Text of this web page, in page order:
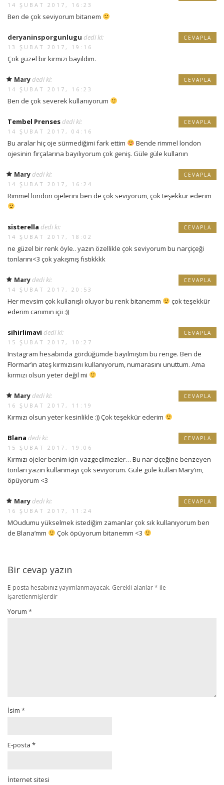
14 ŞUBAT 2017, 16:23
Ben de çok seviyorum bitanem
deryaninsporgunlugu dedi ki:
13 ŞUBAT 2017, 19:16
Çok güzel bir kirmizi bayildim.
CEVAPLA
Mary dedi ki:
14 ŞUBAT 2017, 16:23
Ben de çok severek kullanıyorum
CEVAPLA
Tembel Prenses dedi ki:
14 ŞUBAT 2017, 04:16
Bu aralar hiç oje sürmediğimi fark ettim
Bende rimmel london
ojesinin fırçalarına bayılıyorum çok geniş. Güle güle kullanın
CEVAPLA
Mary dedi ki:
14 ŞUBAT 2017, 16:24
Rimmel london ojelerini ben de çok seviyorum, çok teşekkür ederim
CEVAPLA
sisterella dedi ki:
14 ŞUBAT 2017, 18:02
ne güzel bir renk öyle.. yazın özellikle çok seviyorum bu narçiçeği
tonlarını<3 çok yakışmış fıstıkkkk
CEVAPLA
Mary dedi ki:
14 ŞUBAT 2017, 20:53
Her mevsim çok kullanışlı oluyor bu renk bitanemm
çok teşekkür
ederim canımın içii :))
CEVAPLA
sihirlimavi dedi ki:
15 ŞUBAT 2017, 10:27
Instagram hesabında gördüğümde bayılmıştım bu renge. Ben de
Flormar’ın ateş kırmızısını kullanıyorum, numarasını unuttum. Ama
kırmızı olsun yeter değil mi
CEVAPLA
Mary dedi ki:
16 ŞUBAT 2017, 11:19
Kırmızı olsun yeter kesinlikle :)) Çok teşekkür ederim
CEVAPLA
Blana dedi ki:
15 ŞUBAT 2017, 19:06
Kırmızı ojeler benim için vazgeçilmezler… Bu nar çiçeğine benzeyen
tonları yazın kullanmayı çok seviyorum. Güle güle kullan Mary’im,
öpüyorum <3
CEVAPLA
Mary dedi ki:
16 ŞUBAT 2017, 11:24
MOudumu yükselmek istediğim zamanlar çok sık kullanıyorum ben
de Blana’mm
Çok öpüyorum bitanemm <3
CEVAPLA
Bir cevap yazın
E-posta hesabınız yayımlanmayacak. Gerekli alanlar* ile
işaretlenmişlerdir
Yorum *
İsim *
E-posta *
İnternet sitesi